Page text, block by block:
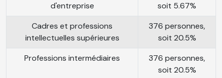
d'entreprise
soit 5.67%
Cadres et professions
intellectuelles supérieures
376 personnes,
soit 20.5%
Professions intermédiaires
376 personnes,
soit 20.5%